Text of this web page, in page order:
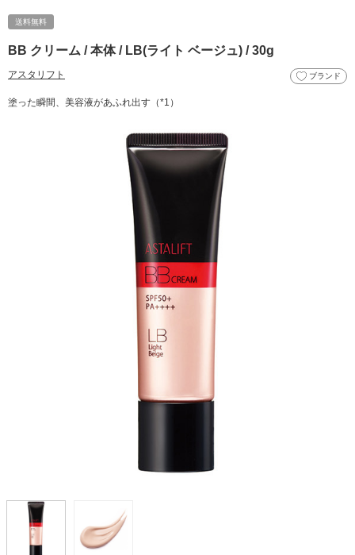
送料無料
BB クリーム / 本体 / LB(ライト ベージュ) / 30g
アスタリフト ブランド
塗った瞬間、美容液があふれ出す（*1）